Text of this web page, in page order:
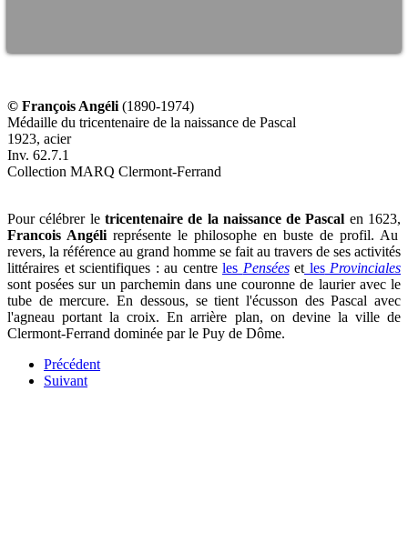
© François Angéli (1890-1974)
Médaille du tricentenaire de la naissance de Pascal
1923, acier
Inv. 62.7.1
Collection MARQ Clermont-Ferrand
Pour célébrer letricentenaire de la naissance de Pascal en 1623,
Francois Angéli représente le philosophe en buste de profil. Au
revers, la référence au grand homme se fait au travers de ses activités
littéraires et scientifiques : au centre les Penséeset lesProvinciales
sont posées sur un parchemin dans une couronne de laurier avec le
tube de mercure. En dessous, se tient l'écusson des Pascal avec
l'agneau portant la croix. En arrière plan, on devine la ville de
Clermont-Ferrand dominée par le Puy de Dôme.
Précédent
Suivant